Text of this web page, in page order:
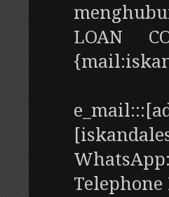
LOAN